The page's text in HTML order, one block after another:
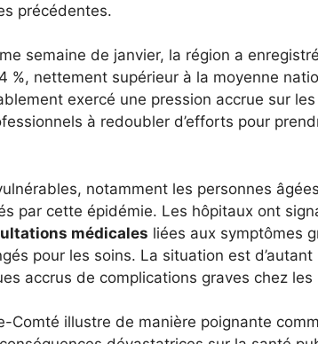
précédentes.
semaine de janvier, la région a
%, nettement supérieur à la moyenne
exercé une pression accrue sur
à redoubler d’efforts pour
notamment les personnes
par cette épidémie. Les hôpitaux ont
médicales liées aux symptômes
pour les soins. La situation est
accrus de complications graves chez
Comté illustre de manière poignante